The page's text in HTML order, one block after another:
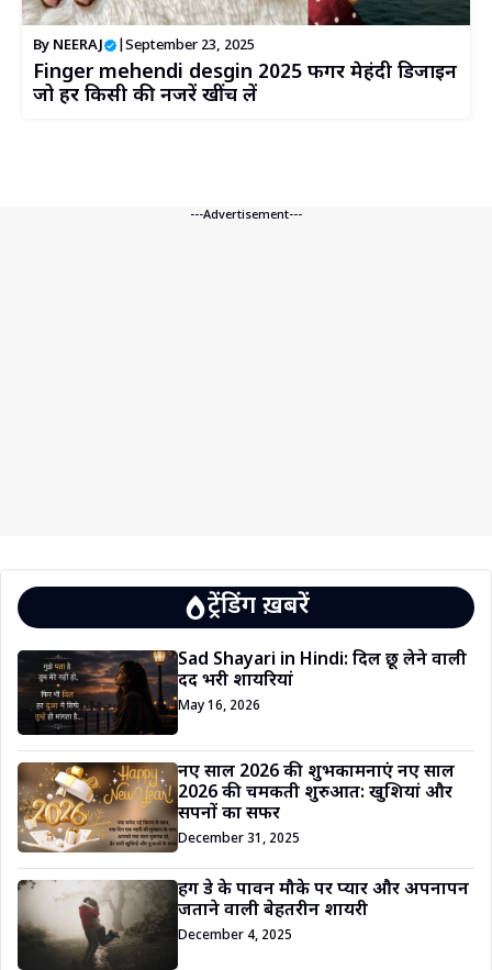
By NEERAJ September 23, 2025
Finger mehendi desgin 2025 फिंगर मेहंदी डिजाइन
जो हर किसी की नजरें खींच लें
---Advertisement---
ट्रेंडिंग ख़बरें
Sad Shayari in Hindi: दिल छू लेने वाली
दर्द भरी शायरियां
May 16, 2026
नए साल 2026 की शुभकामनाएं नए साल
2026 की चमकती शुरुआत: खुशियां और
सपनों का सफर
December 31, 2025
हग डे के पावन मौके पर प्यार और अपनापन
जताने वाली बेहतरीन शायरी
December 4, 2025